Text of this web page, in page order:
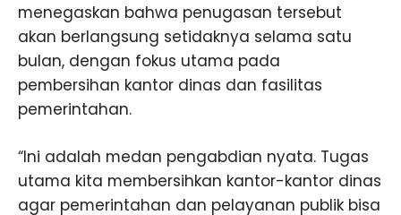
menegaskan bahwa penugasan tersebut
akan berlangsung setidaknya selama satu
bulan, dengan fokus utama pada
pembersihan kantor dinas dan fasilitas
pemerintahan.
“Ini adalah medan pengabdian nyata. Tugas
utama kita membersihkan kantor-kantor dinas
agar pemerintahan dan pelayanan publik bisa